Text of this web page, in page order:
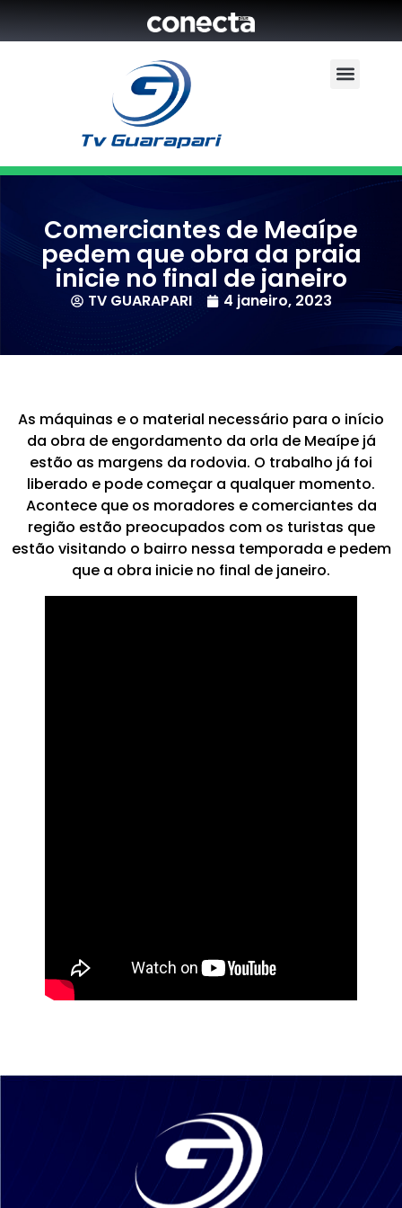
Comerciantes de Meaípe
pedem que obra da praia
inicie no final de janeiro
TV GUARAPARI 4 janeiro, 2023
As máquinas e o material necessário para o início
da obra de engordamento da orla de Meaípe já
estão as margens da rodovia. O trabalho já foi
liberado e pode começar a qualquer momento.
Acontece que os moradores e comerciantes da
região estão preocupados com os turistas que
estão visitando o bairro nessa temporada e pedem
que a obra inicie no final de janeiro.